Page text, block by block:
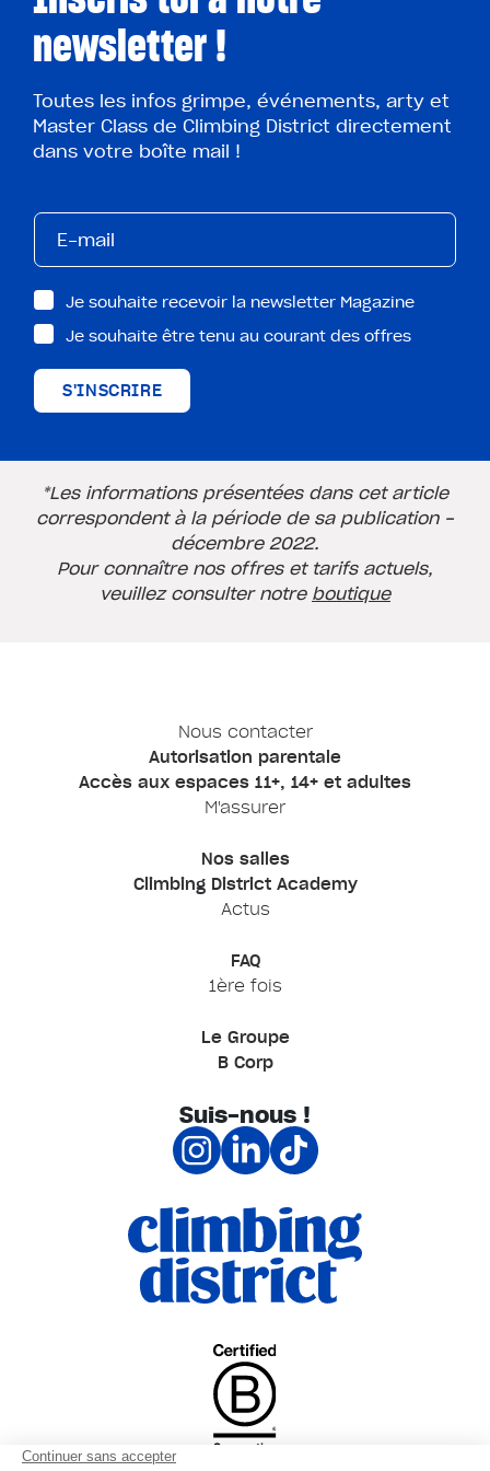
newsletter !
Toutes les infos grimpe, événements, arty et
Master Class de Climbing District directement
dans votre boîte mail !
Je souhaite recevoir la newsletter Magazine
Je souhaite être tenu au courant des offres
S'INSCRIRE
*Les informations présentées dans cet article
correspondent à la période de sa publication -
décembre 2022.
Pour connaître nos offres et tarifs actuels,
veuillez consulter notre boutique
Nous contacter
Autorisation parentale
Accès aux espaces 11+, 14+ et adultes
M'assurer
Nos salles
Climbing District Academy
Actus
FAQ
1ère fois
Le Groupe
B Corp
Suis-nous !